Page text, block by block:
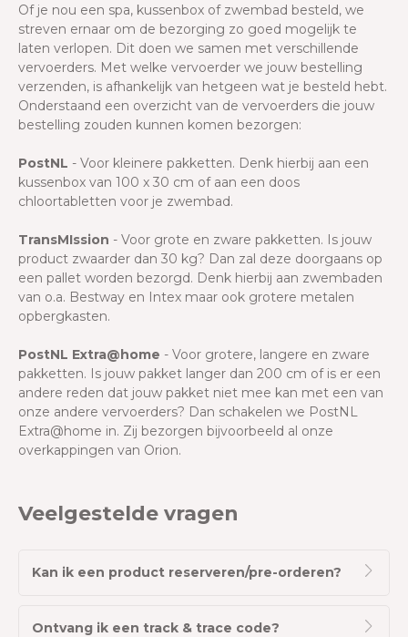
Of je nou een spa, kussenbox of zwembad besteld, we
streven ernaar om de bezorging zo goed mogelijk te
laten verlopen. Dit doen we samen met verschillende
vervoerders. Met welke vervoerder we jouw bestelling
verzenden, is afhankelijk van hetgeen wat je besteld hebt.
Onderstaand een overzicht van de vervoerders die jouw
bestelling zouden kunnen komen bezorgen:
PostNL - Voor kleinere pakketten. Denk hierbij aan een
kussenbox van 100 x 30 cm of aan een doos
chloortabletten voor je zwembad.
TransMIssion - Voor grote en zware pakketten. Is jouw
product zwaarder dan 30 kg? Dan zal deze doorgaans op
een pallet worden bezorgd. Denk hierbij aan zwembaden
van o.a. Bestway en Intex maar ook grotere metalen
opbergkasten.
PostNL Extra@home - Voor grotere, langere en zware
pakketten. Is jouw pakket langer dan 200 cm of is er een
andere reden dat jouw pakket niet mee kan met een van
onze andere vervoerders? Dan schakelen we PostNL
Extra@home in. Zij bezorgen bijvoorbeeld al onze
overkappingen van Orion.
Veelgestelde vragen
Kan ik een product reserveren/pre-orderen?
Ontvang ik een track & trace code?